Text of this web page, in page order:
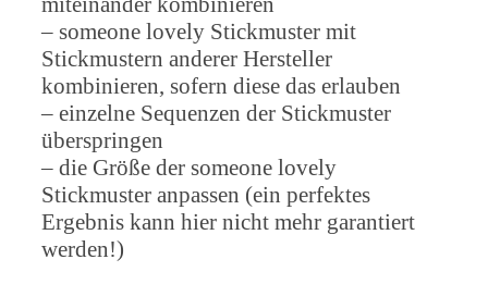
– someone lovely Stickmuster mit
Stickmustern anderer Hersteller
kombinieren, sofern diese das erlauben
– einzelne Sequenzen der Stickmuster
überspringen
– die Größe der someone lovely
Stickmuster anpassen (ein perfektes
Ergebnis kann hier nicht mehr garantiert
werden!)